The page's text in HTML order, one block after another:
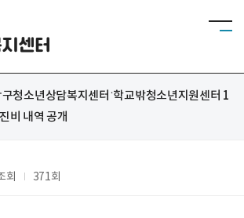
센터
청소년상담복지센터˙학교밖청소년지원센터 1
비 내역 공개
회 371회